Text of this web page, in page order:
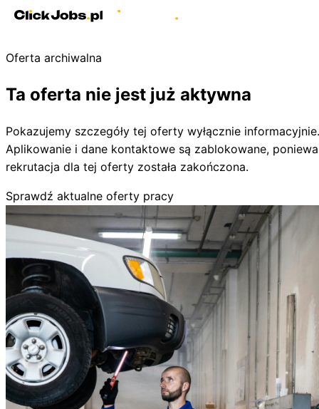
Oferta archiwalna
Ta oferta nie jest już aktywna
Pokazujemy szczegóły tej oferty wyłącznie informacyjnie.
Aplikowanie i dane kontaktowe są zablokowane,
rekrutacja dla tej oferty została zakończona.
Sprawdź aktualne oferty pracy